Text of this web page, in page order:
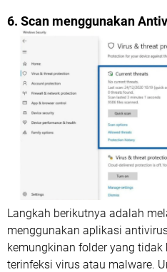
6. Scan menggunakan
Langkah berikutnya adalah
menggunakan aplikasi
kemungkinan folder yang
terinfeksi virus atau malware.